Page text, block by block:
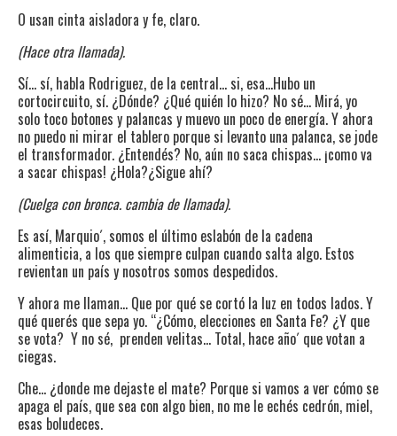
O usan cinta aisladora y fe, claro.
(Hace otra llamada).
Sí… sí, habla Rodriguez, de la central… si, esa…Hubo un
cortocircuito, sí. ¿Dónde? ¿Qué quién lo hizo? No sé… Mirá, yo
solo toco botones y palancas y muevo un poco de energía. Y ahora
no puedo ni mirar el tablero porque si levanto una palanca, se jode
el transformador. ¿Entendés? No, aún no saca chispas… ¡como va
a sacar chispas! ¿Hola?¿Sigue ahí?
(Cuelga con bronca. cambia de llamada).
Es así, Marquio´, somos el último eslabón de la cadena
alimenticia, a los que siempre culpan cuando salta algo. Estos
revientan un país y nosotros somos despedidos.
Y ahora me llaman… Que por qué se cortó la luz en todos lados. Y
qué querés que sepa yo. “¿Cómo, elecciones en Santa Fe? ¿Y que
se vota? Y no sé, prenden velitas… Total, hace año´ que votan a
ciegas.
Che… ¿donde me dejaste el mate? Porque si vamos a ver cómo se
apaga el país, que sea con algo bien, no me le echés cedrón, miel,
esas boludeces.